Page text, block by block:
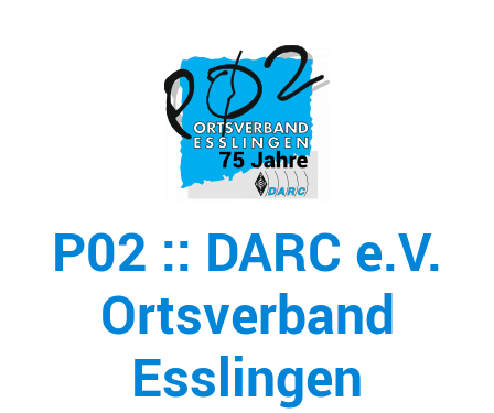
P02 :: DARC e.V.
Ortsverband
Esslingen